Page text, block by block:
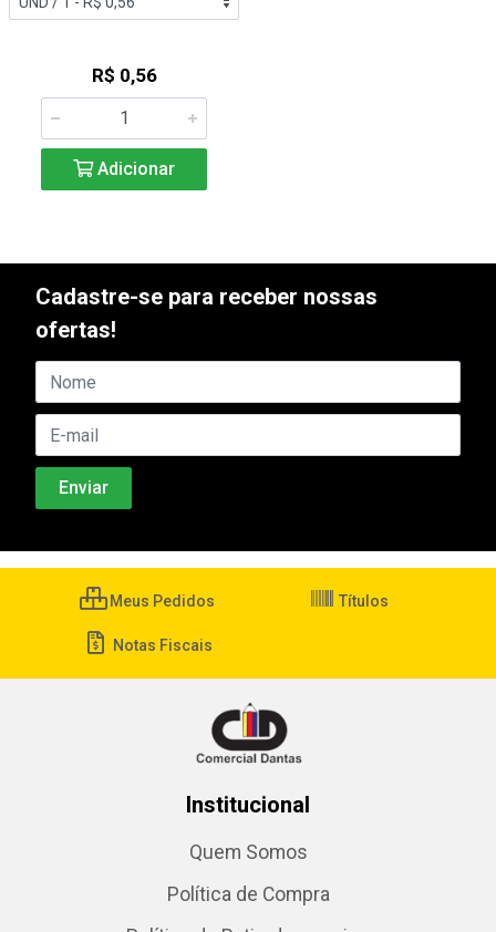
R$ 0,56
Adicionar
Cadastre-se para receber nossas
ofertas!
Meus Pedidos Títulos
Notas Fiscais
Institucional
Quem Somos
Política de Compra